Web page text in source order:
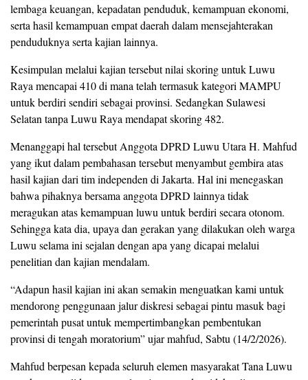
lembaga keuangan, kepadatan penduduk, kemampuan ekonomi,
serta hasil kemampuan empat daerah dalam mensejahterakan
penduduknya serta kajian lainnya.
Kesimpulan melalui kajian tersebut nilai skoring untuk Luwu
Raya mencapai 410 di mana telah termasuk kategori MAMPU
untuk berdiri sendiri sebagai provinsi. Sedangkan Sulawesi
Selatan tanpa Luwu Raya mendapat skoring 482.
Menanggapi hal tersebut Anggota DPRD Luwu Utara H. Mahfud
yang ikut dalam pembahasan tersebut menyambut gembira atas
hasil kajian dari tim independen di Jakarta. Hal ini menegaskan
bahwa pihaknya bersama anggota DPRD lainnya tidak
meragukan atas kemampuan luwu untuk berdiri secara otonom.
Sehingga kata dia, upaya dan gerakan yang dilakukan oleh warga
Luwu selama ini sejalan dengan apa yang dicapai melalui
penelitian dan kajian mendalam.
“Adapun hasil kajian ini akan semakin menguatkan kami untuk
mendorong penggunaan jalur diskresi sebagai pintu masuk bagi
pemerintah pusat untuk mempertimbangkan pembentukan
provinsi di tengah moratorium” ujar mahfud, Sabtu (14/2/2026).
Mahfud berpesan kepada seluruh elemen masyarakat Tana Luwu